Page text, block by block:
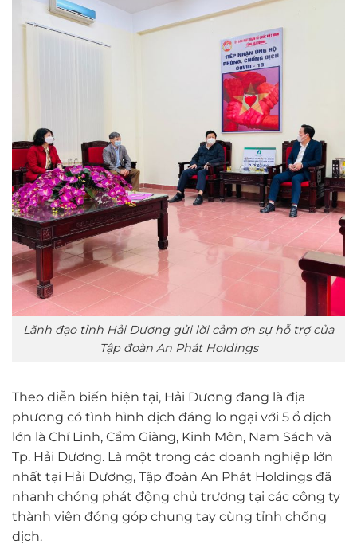
Lãnh đạo tỉnh Hải Dương gửi lời cảm ơn sự hỗ trợ của
Tập đoàn An Phát Holdings
Theo diễn biến hiện tại, Hải Dương đang là địa
phương có tình hình dịch đáng lo ngại với 5 ổ dịch
lớn là Chí Linh, Cẩm Giàng, Kinh Môn, Nam Sách và
Tp. Hải Dương. Là một trong các doanh nghiệp lớn
nhất tại Hải Dương, Tập đoàn An Phát Holdings đã
nhanh chóng phát động chủ trương tại các công ty
thành viên đóng góp chung tay cùng tỉnh chống
dịch.